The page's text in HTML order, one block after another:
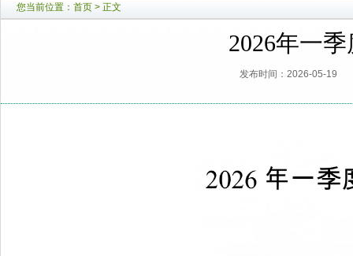
您当前位置： 首页 > 正文
2026年一
发布时间：2026-05-19